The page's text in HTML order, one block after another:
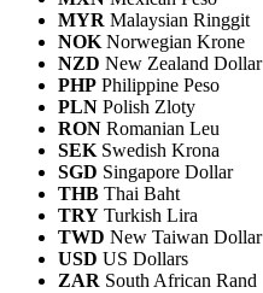
MYR Malaysian Ringgit
NOK Norwegian Krone
NZD New Zealand Dollar
PHP Philippine Peso
PLN Polish Zloty
RON Romanian Leu
SEK Swedish Krona
SGD Singapore Dollar
THB Thai Baht
TRY Turkish Lira
TWD New Taiwan Dollar
USD US Dollars
ZAR South African Rand